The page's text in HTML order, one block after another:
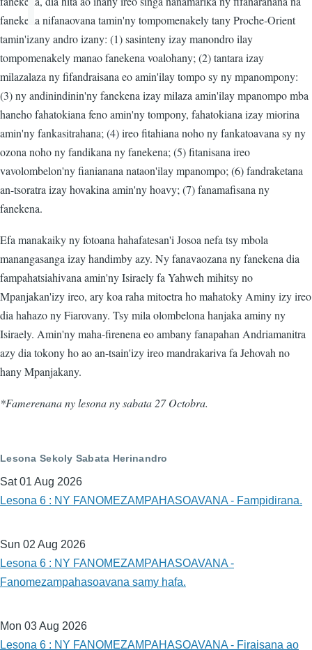
fanekena nifanaovana tamin'ny tompomenakely tany Proche-Orient
tamin'izany andro izany: (1) sasinteny izay manondro ilay
tompomenakely manao fanekena voalohany; (2) tantara izay
milazalaza ny fifandraisana eo amin'ilay tompo sy ny mpanompony:
(3) ny andinindinin'ny fanekena izay milaza amin'ilay mpanompo mba
haneho fahatokiana feno amin'ny tompony, fahatokiana izay miorina
amin'ny fankasitrahana; (4) ireo fitahiana noho ny fankatoavana sy ny
ozona noho ny fandikana ny fanekena; (5) fitanisana ireo
vavolombelon'ny fianianana nataon'ilay mpanompo; (6) fandraketana
an-tsoratra izay hovakina amin'ny hoavy; (7) fanamafisana ny
fanekena.
Efa manakaiky ny fotoana hahafatesan'i Josoa nefa tsy mbola
manangasanga izay handimby azy. Ny fanavaozana ny fanekena dia
fampahatsiahivana amin'ny Isiraely fa Yahweh mihitsy no
Mpanjakan'izy ireo, ary koa raha mitoetra ho mahatoky Aminy izy ireo
dia hahazo ny Fiarovany. Tsy mila olombelona hanjaka aminy ny
Isiraely. Amin'ny maha-firenena eo ambany fanapahan Andriamanitra
azy dia tokony ho ao an-tsain'izy ireo mandrakariva fa Jehovah no
hany Mpanjakany.
*Famerenana ny lesona ny sabata 27 Octobra.
Lesona Sekoly Sabata Herinandro
Sat 01 Aug 2026
Lesona 6 : NY FANOMEZAMPAHASOAVANA - Fampidirana.
Sun 02 Aug 2026
Lesona 6 : NY FANOMEZAMPAHASOAVANA -
Fanomezampahasoavana samy hafa.
Mon 03 Aug 2026
Lesona 6 : NY FANOMEZAMPAHASOAVANA - Firaisana ao